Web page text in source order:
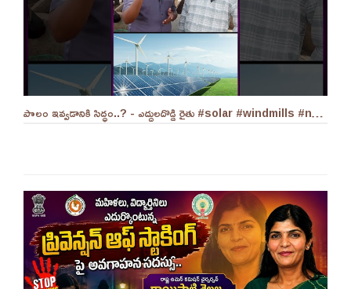
పొలం ఇవ్వడానికి సిద్ధం..? - ఎద్దులదొడ్డి రైతు #solar #windmills #naralokesh #solarenergy